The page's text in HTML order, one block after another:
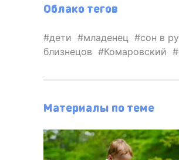
Облако тегов
дети младенец сон в
близнецов
Комаровский
Материалы по теме